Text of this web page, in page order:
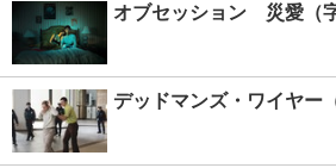
オブセッション 災愛（
デッドマンズ・ワイヤー